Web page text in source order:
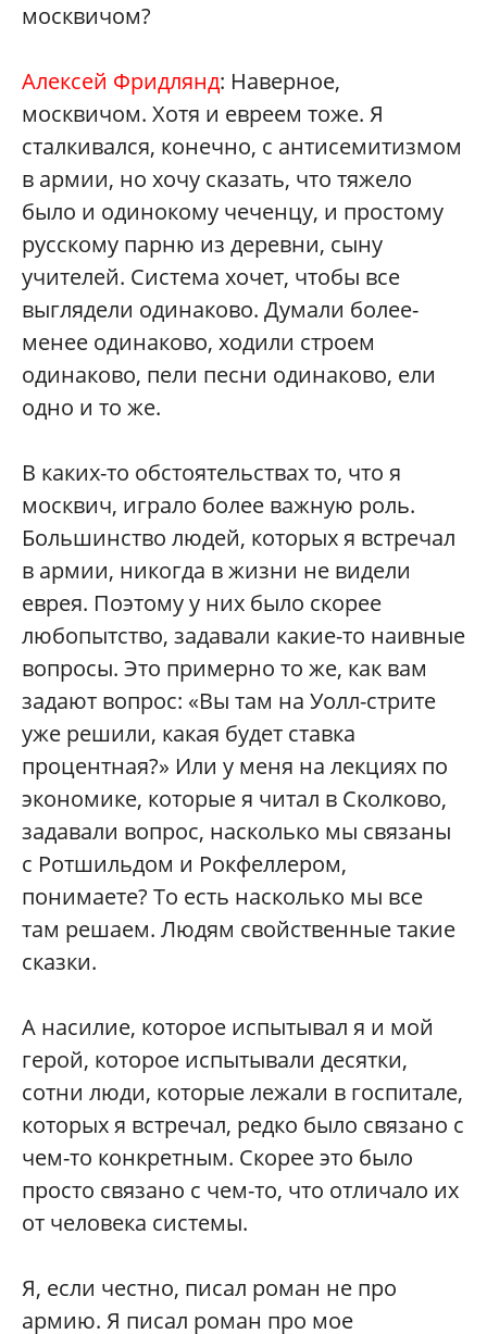
москвичом?
Алексей Фридлянд: Наверное,
москвичом. Хотя и евреем тоже. Я
сталкивался, конечно, с антисемитизмом
в армии, но хочу сказать, что тяжело
было и одинокому чеченцу, и простому
русскому парню из деревни, сыну
учителей. Система хочет, чтобы все
выглядели одинаково. Думали более-
менее одинаково, ходили строем
одинаково, пели песни одинаково, ели
одно и то же.
В каких-то обстоятельствах то, что я
москвич, играло более важную роль.
Большинство людей, которых я встречал
в армии, никогда в жизни не видели
еврея. Поэтому у них было скорее
любопытство, задавали какие-то наивные
вопросы. Это примерно то же, как вам
задают вопрос: «Вы там на Уолл-стрите
уже решили, какая будет ставка
процентная?» Или у меня на лекциях по
экономике, которые я читал в Сколково,
задавали вопрос, насколько мы связаны
с Ротшильдом и Рокфеллером,
понимаете? То есть насколько мы все
там решаем. Людям свойственные такие
сказки.
А насилие, которое испытывал я и мой
герой, которое испытывали десятки,
сотни люди, которые лежали в госпитале,
которых я встречал, редко было связано с
чем-то конкретным. Скорее это было
просто связано с чем-то, что отличало их
от человека системы.
Я, если честно, писал роман не про
армию. Я писал роман про мое